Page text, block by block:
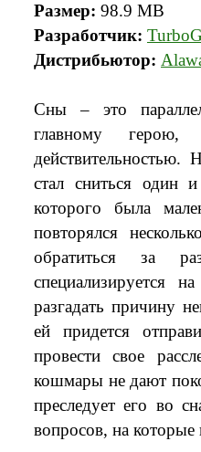
Размер: 98.9 MB
Разработчик:
Дистрибьютор:
Сны – это
главному
стал сниться один
которого была
повторялся
обратиться за
специализируется
разгадать причину
ей придется
провести свое
кошмары не дают
преследует его во
вопросов, на которые